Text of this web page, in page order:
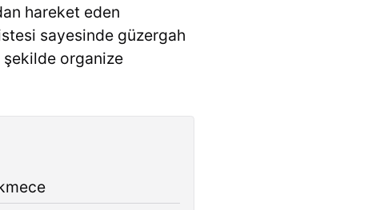
hareket eden
sayesinde güzergah
organize